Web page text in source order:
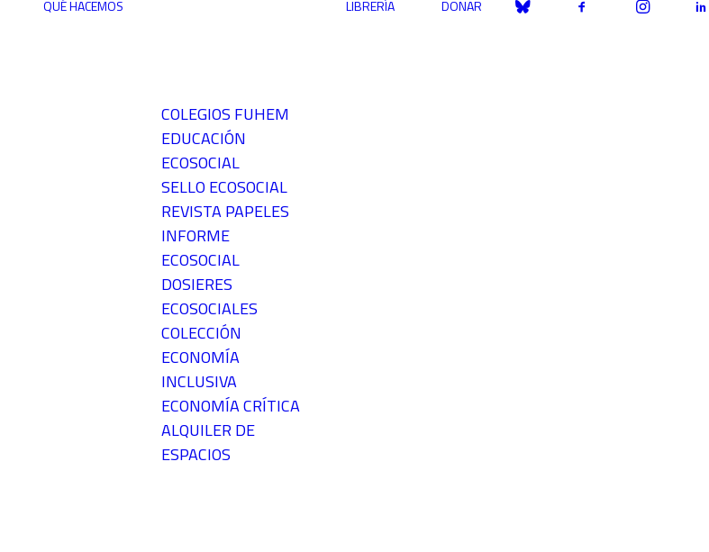
QUÉ HACEMOS
COLEGIOS FUHEM
EDUCACIÓN
ECOSOCIAL
SELLO ECOSOCIAL
REVISTA PAPELES
INFORME
ECOSOCIAL
DOSIERES
ECOSOCIALES
COLECCIÓN
ECONOMÍA
INCLUSIVA
ECONOMÍA CRÍTICA
ALQUILER DE
ESPACIOS
LIBRERÍA DONAR